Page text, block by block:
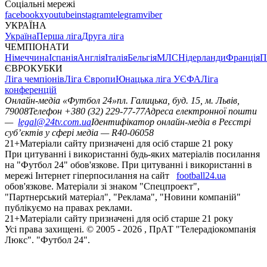
Соціальні мережі
facebookxyoutubeinstagramtelegramviber
УКРАЇНА
УкраїнаПерша лігаДруга ліга
ЧЕМПІОНАТИ
НімеччинаІспаніяАнгліяІталіяБельгіяМЛСНідерландиФранція
ЄВРОКУБКИ
Ліга чемпіонівЛіга ЄвропиЮнацька ліга УЄФАЛіга
конференцій
Онлайн-медіа «Футбол 24»пл. Галицька, буд. 15, м. Львів,
79008Телефон +380 (32) 229-77-77Адреса електронної пошти
— legal@24tv.com.uaІдентифікатор онлайн-медіа в Реєстрі
суб’єктів у сфері медіа — R40-06058
21+Матеріали сайту призначені для осіб старше 21 року
При цитуванні і використанні будь-яких матеріалів посилання
на "Футбол 24" обов'язкове. При цитуванні і використанні в
мережі Інтернет гіперпосилання на сайт
football24.ua
обов'язкове. Матеріали зі знаком "Спецпроект",
"Партнерський матеріал", "Реклама", "Новини компаній"
публікуємо на правах реклами.
21+Матеріали сайту призначені для осіб старше 21 року
Усi права захищенi. © 2005 - 2026 , ПрАТ "Телерадіокомпанія
Люкс". "Футбол 24".